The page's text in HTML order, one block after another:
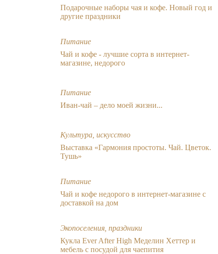
Подарочные наборы чая и кофе. Новый год и
другие праздники
Питание
Чай и кофе - лучшие сорта в интернет-
магазине, недорого
Питание
Иван-чай – дело моей жизни...
Культура, искусство
Выставка «Гармония простоты. Чай. Цветок.
Тушь»
Питание
Чай и кофе недорого в интернет-магазине с
доставкой на дом
Экопоселения, праздники
Кукла Ever After High Меделин Хеттер и
мебель с посудой для чаепития